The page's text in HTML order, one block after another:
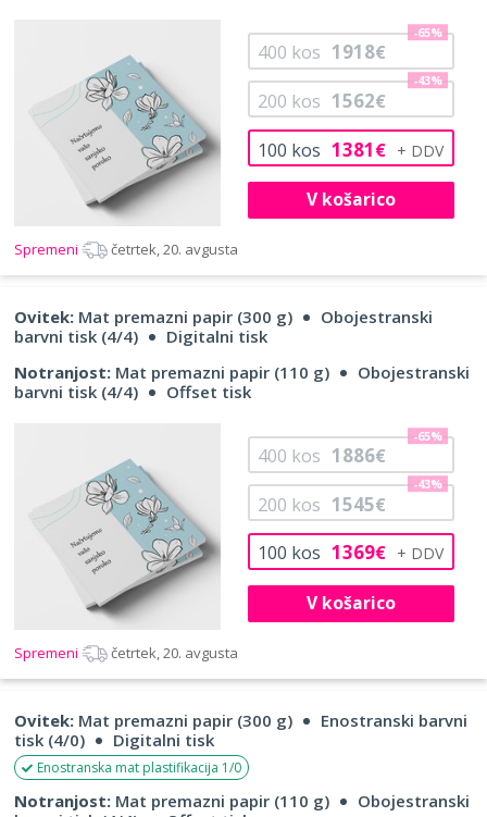
100 kos 1381€
200 kos 1562€
-43%
400 kos 1918€
-65%
V košarico
Spremeni četrtek, 20. avgusta
Ovitek: Mat premazni papir (300 g)
Obojestranski
barvni tisk (4/4)
Digitalni tisk
Notranjost: Mat premazni papir (110 g)
Obojestranski
barvni tisk (4/4)
Offset tisk
100 kos 1369€
200 kos 1545€
-43%
400 kos 1886€
-65%
V košarico
Spremeni četrtek, 20. avgusta
Ovitek: Mat premazni papir (300 g)
Enostranski barvni
tisk (4/0)
Digitalni tisk
Enostranska mat plastifikacija 1/0
Notranjost: Mat premazni papir (110 g)
Obojestranski